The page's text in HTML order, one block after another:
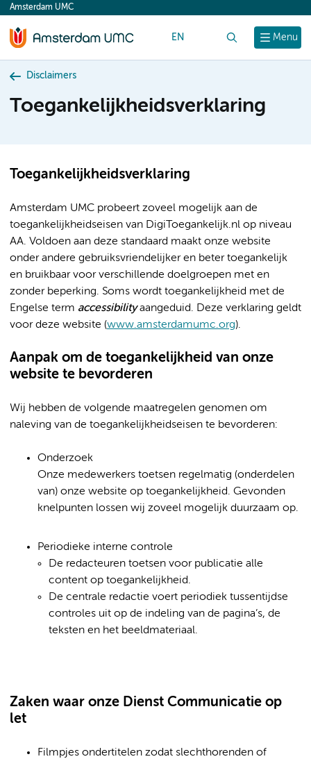
content
Menu
Amsterdam UMC
EN
Disclaimers
Toegankelijkheidsverklaring
Toegankelijkheidsverklaring
Amsterdam UMC probeert zoveel mogelijk aan de
toegankelijkheidseisen van DigiToegankelijk.nl op niveau
AA. Voldoen aan deze standaard maakt onze website
onder andere gebruiksvriendelijker en beter toegankelijk
en bruikbaar voor verschillende doelgroepen met en
zonder beperking. Soms wordt toegankelijkheid met de
Engelse term accessibilityaangeduid. Deze verklaring geldt
voor deze website (www.amsterdamumc.org).
Aanpak om de toegankelijkheid van onze
website te bevorderen
Wij hebben de volgende maatregelen genomen om
naleving van de toegankelijkheidseisen te bevorderen:
Onderzoek
Onze medewerkers toetsen regelmatig (onderdelen
van) onze website op toegankelijkheid. Gevonden
knelpunten lossen wij zoveel mogelijk duurzaam op.
Periodieke interne controle
De redacteuren toetsen voor publicatie alle
content op toegankelijkheid.
De centrale redactie voert periodiek tussentijdse
controles uit op de indeling van de pagina’s, de
teksten en het beeldmateriaal.
Zaken waar onze Dienst Communicatie op
let
Filmpjes ondertitelen zodat slechthorenden of